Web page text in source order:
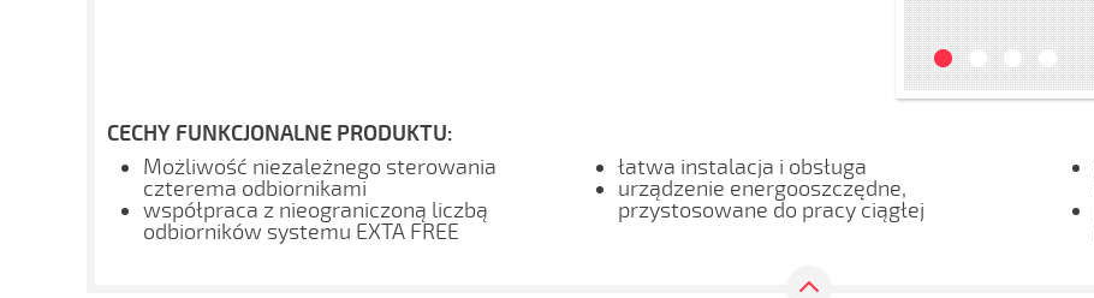
CECHY FUNKCJONALNE PRODUKTU:
Możliwość niezależnego sterowania
czterema odbiornikami
współpraca z nieograniczoną liczbą
odbiorników systemu EXTA FREE
łatwa instalacja i obsługa
urządzenie energooszczędne,
przystosowane do pracy ciągłej